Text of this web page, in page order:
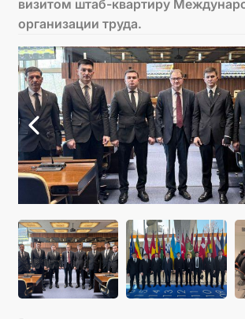
DIM
ARAGATNAŞYK
визитом штаб-квартиру
организации труда.